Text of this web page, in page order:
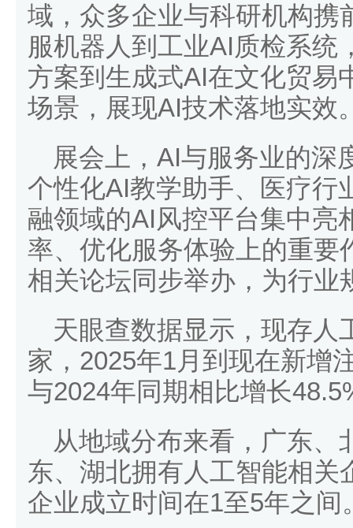
域，众多企业与科研机构携
服机器人到工业AI质检系统
方案到生成式AI在文化贸易
场景，展现AI技术落地实效
展会上，AI与服务业的深
个性化AI教学助手、医疗行
融领域的AI风控平台集中亮
率、优化服务体验上的重要
相关论坛同步举办，为行业
天眼查数据显示，现存人
家，2025年1月到现在新增
与2024年同期相比增长
从地域分布来看，广东、
东、湖北拥有人工智能相关
企业成立时间在1至5年之间